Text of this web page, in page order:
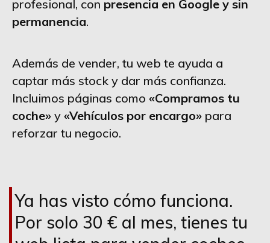
profesional, con presencia en Google y sin
permanencia.
Además de vender, tu web te ayuda a
captar más stock y dar más confianza.
Incluimos páginas como «Compramos tu
coche» y «Vehículos por encargo» para
reforzar tu negocio.
Ya has visto cómo funciona.
Por solo 30 € al mes, tienes tu